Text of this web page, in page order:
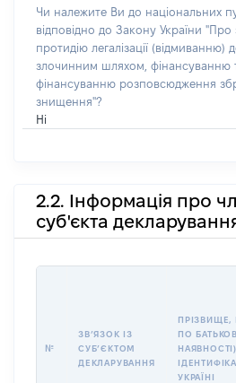
Чи належите Ви до національних
відповідно до Закону України "Про
протидію легалізації (відмиванню)
злочинним шляхом, фінансуванню
фінансуванню розповсюдження
знищення"?
Ні
2.2. Інформація про
суб'єкта
№
ЗВʼЯЗОК ІЗ
СУБʼЄКТОМ
ДЕКЛАРУВАННЯ
ПРІЗВИЩЕ,
ПО
УКРАЇНІ